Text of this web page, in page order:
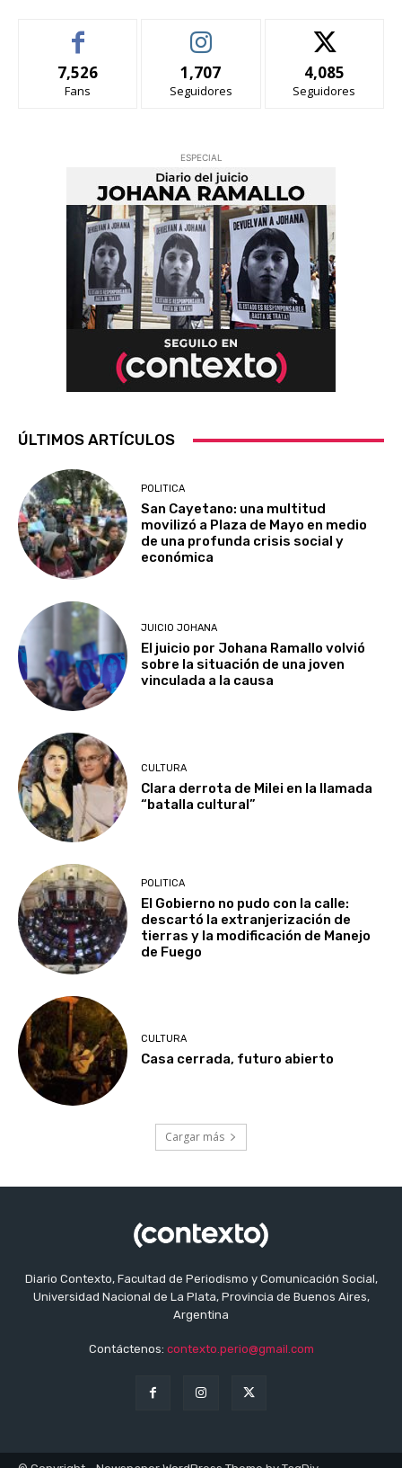
7,526
Fans
1,707
Seguidores
4,085
Seguidores
ESPECIAL
ÚLTIMOS ARTÍCULOS
POLITICA
San Cayetano: una multitud
movilizó a Plaza de Mayo en medio
de una profunda crisis social y
económica
JUICIO JOHANA
El juicio por Johana Ramallo volvió
sobre la situación de una joven
vinculada a la causa
CULTURA
Clara derrota de Milei en la llamada
“batalla cultural”
POLITICA
El Gobierno no pudo con la calle:
descartó la extranjerización de
tierras y la modificación de Manejo
de Fuego
CULTURA
Casa cerrada, futuro abierto
Cargar más
Diario Contexto, Facultad de Periodismo y Comunicación Social,
Universidad Nacional de La Plata, Provincia de Buenos Aires,
Argentina
Contáctenos: contexto.perio@gmail.com